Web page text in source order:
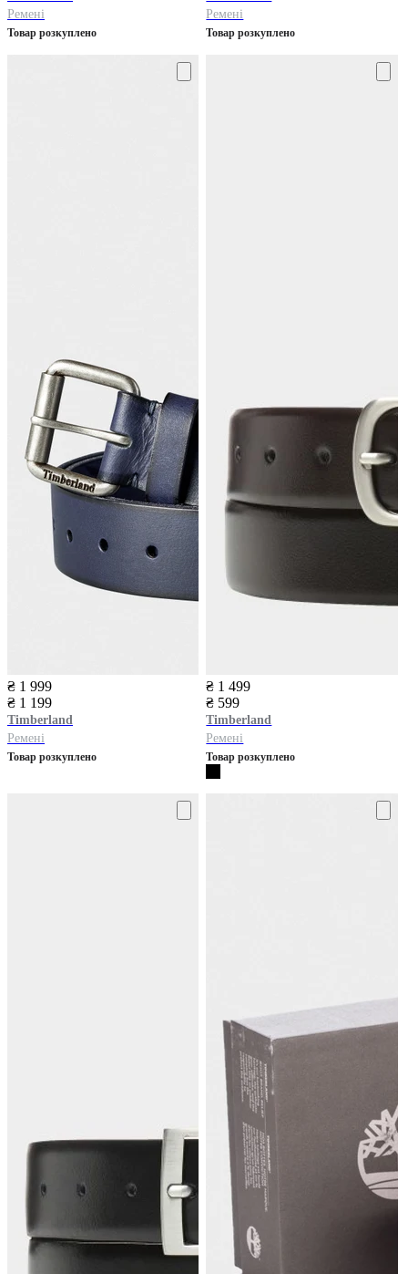
Ремені
Товар розкуплено
Ремені
Товар розкуплено
₴ 1 999
₴ 1 199
Timberland
Ремені
Товар розкуплено
₴ 1 499
₴ 599
Timberland
Ремені
Товар розкуплено